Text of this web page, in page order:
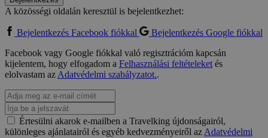
A közösségi oldalán keresztül is bejelentkezhet:
Bejelentkezés Facebook fiókkal
Bejelentkezés Google fiókkal
Facebook vagy Google fiókkal való regisztrációm kapcsán
kijelentem, hogy elfogadom a Felhasználási feltételeketés
elolvastam azAdatvédelmi szabályzatot..
Értesülni akarok e-mailben a Travelking újdonságairól,
különleges ajánlatairól és egyéb kedvezményeiről azAdatvédelmi